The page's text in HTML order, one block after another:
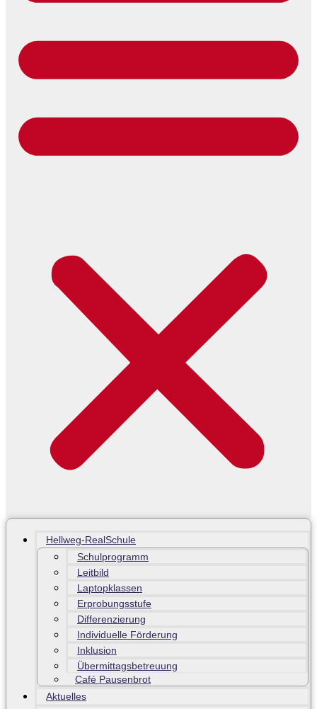
Hellweg-RealSchule
Schulprogramm
Leitbild
Laptopklassen
Erprobungsstufe
Differenzierung
Individuelle Förderung
Inklusion
Übermittagsbetreuung
Café Pausenbrot
Aktuelles